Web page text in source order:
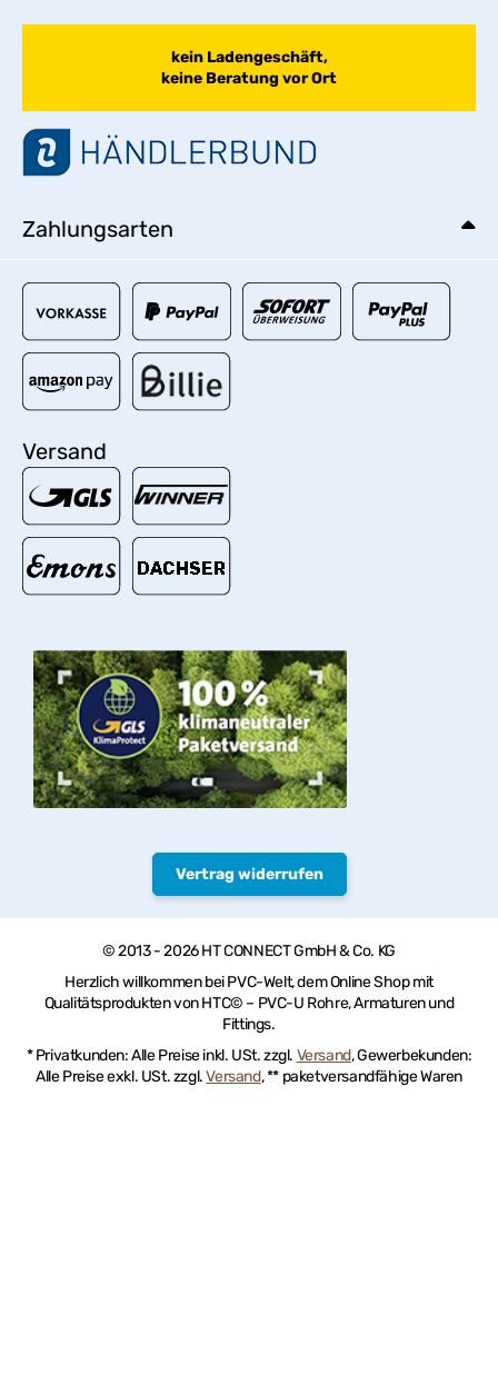
kein Ladengeschäft,
keine Beratung vor Ort
Zahlungsarten
Versand
Vertrag widerrufen
© 2013 - 2026 HT CONNECT GmbH & Co. KG
Herzlich willkommen bei PVC-Welt, dem Online Shop mit
Qualitätsprodukten von HTC© – PVC-U Rohre, Armaturen und
Fittings.
* Privatkunden: Alle Preise inkl. USt. zzgl. Versand, Gewerbekunden:
Alle Preise exkl. USt. zzgl.Versand, ** paketversandfähige Waren